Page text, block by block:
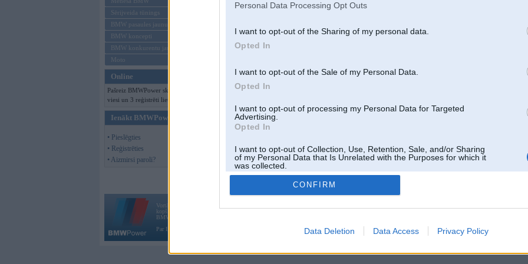
Personal Data Processing Opt Outs
I want to opt-out of the Sharing of my personal data.
Opted In
I want to opt-out of the Sale of my Personal Data.
Opted In
I want to opt-out of processing my Personal Data for Targeted
Advertising.
Opted In
I want to opt-out of Collection, Use, Retention, Sale, and/or Sharing
of my Personal Data that Is Unrelated with the Purposes for which it
was collected.
Opted Out
CONFIRM
Data Deletion Data Access Privacy Policy
Sērijveida tūnings
BMW pasaules jaunumi
BMW koncepti
BMW konkurentu jaunumi
Moto
Online
Pašreiz BMWPower skatās 117
viesi un 3 reģistrēti lietotāji.
Ienākt BMWPower
• Pieslēgties
• Reģistrēties
• Aizmirsi paroli?
Vortāls BMWPower.lv darbojas
kopš 2002. gada 14. maija. Tas nav auto klubs un nav saistīts ar
BMW AG.
Par BMWPower